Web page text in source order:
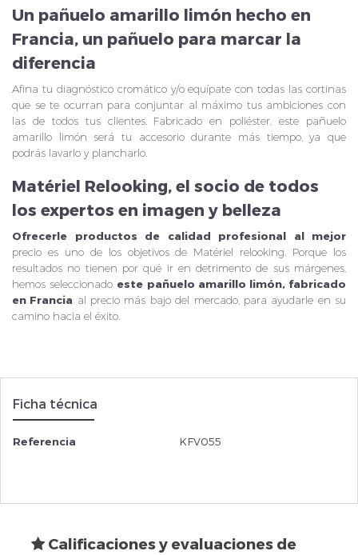
Un pañuelo amarillo limón hecho en
Francia, un pañuelo para marcar la
diferencia
Afina tu diagnóstico cromático y/o equípate con todas las cortinas
que se te ocurran para conjuntar al máximo tus ambiciones con
las de todos tus clientes. Fabricado en poliéster, este pañuelo
amarillo limón será tu accesorio durante más tiempo, ya que
podrás lavarlo y plancharlo.
Matériel Relooking, el socio de todos
los expertos en imagen y belleza
Ofrecerle productos de calidad profesional al mejor
precio es uno de los objetivos de Matériel relooking. Porque los
resultados no tienen por qué ir en detrimento de sus márgenes,
hemos seleccionado este pañuelo amarillo limón, fabricado
en Francia al precio más bajo del mercado, para ayudarle en su
camino hacia el éxito.
Ficha técnica
Referencia KFV055
Calificaciones y evaluaciones de